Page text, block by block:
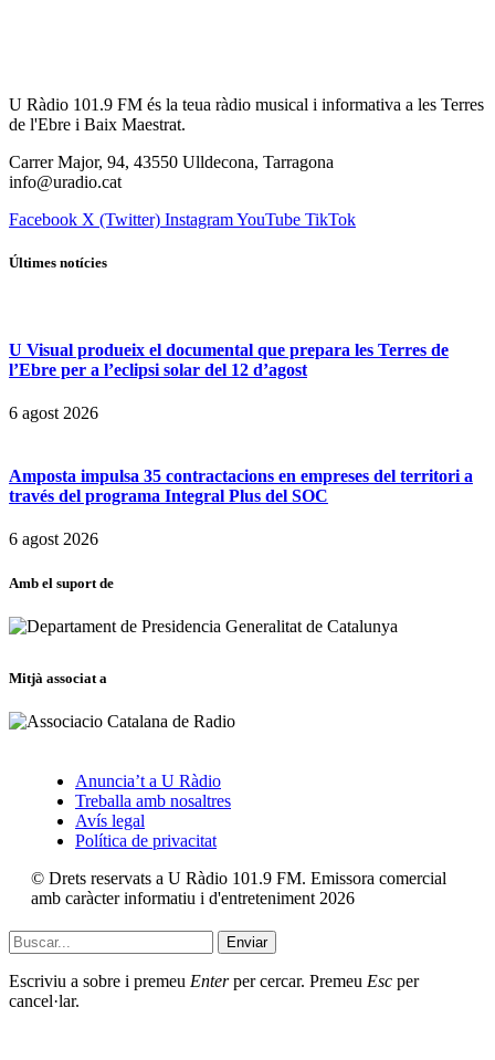
U Ràdio 101.9 FM és la teua ràdio musical i informativa a les Terres
de l'Ebre i Baix Maestrat.
Carrer Major, 94, 43550 Ulldecona, Tarragona
info@uradio.cat
Facebook X (Twitter) InstagramYouTube TikTok
Últimes notícies
U Visual produeix el documental que prepara les Terres de
l’Ebre per a l’eclipsi solar del 12 d’agost
6 agost 2026
Amposta impulsa 35 contractacions en empreses del territori a
través del programa Integral Plus del SOC
6 agost 2026
Amb el suport de
Mitjà associat a
Anuncia’t a U Ràdio
Treballa amb nosaltres
Avís legal
Política de privacitat
© Drets reservats a U Ràdio 101.9 FM. Emissora comercial
amb caràcter informatiu i d'entreteniment 2026
Enviar
Escriviu a sobre i premeu Enterper cercar. Premeu Esc per
cancel·lar.